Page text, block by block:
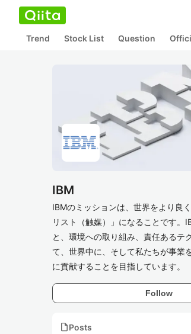
Trend Stock List Question
IBM
IBMのミッションは、世界をより良
リスト（触媒）」になることです。
と、環境への取り組み、責任あるテ
て、世界中に、そして私たちが事業
に貢献することを目指しています。
Follow
notePosts